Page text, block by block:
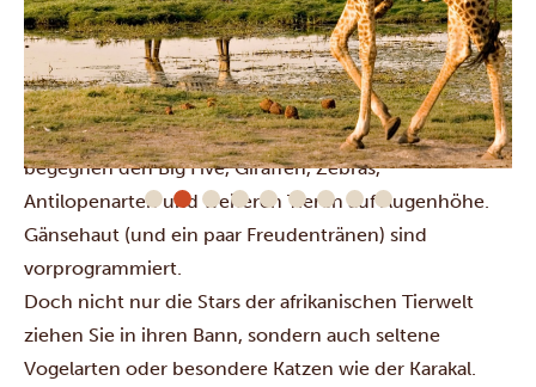
Während Sie dieses ungezähmte Land in einem Safari-
Jeep, Mokoro-Boot oder zu Fuß erkunden, erfahren
Sie mehr über das einmalige Ökosystem und
begegnen den Big Five, Giraffen, Zebras,
Antilopenarten und weiteren Tieren auf Augenhöhe.
Gänsehaut (und ein paar Freudentränen) sind
vorprogrammiert.
Doch nicht nur die Stars der afrikanischen Tierwelt
ziehen Sie in ihren Bann, sondern auch seltene
Vogelarten oder besondere Katzen wie der Karakal.